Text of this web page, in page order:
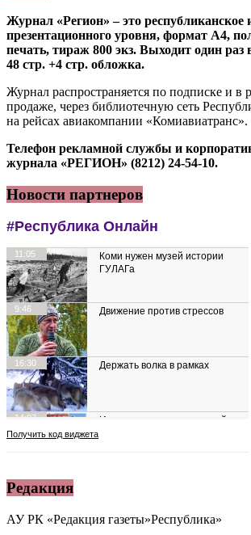
Журнал «Регион» – это республиканское
презентационного уровня, формат А4,
печать, тираж 800 экз. Выходит один раз
48 стр. +4 стр. обложка.
Журнал распространяется по подписке и в
продаже, через библиотечную сеть
на рейсах авиакомпании «Комиавиатранс».
Телефон рекламной службы и
журнала «РЕГИОН» (8212) 24-54-10.
Новости партнеров
Редакция
АУ РК «Редакция газеты»Республика»